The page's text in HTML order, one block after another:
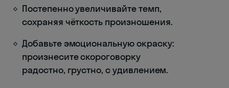
Постепенно увеличивайте темп,
сохраняя чёткость произношения.
Добавьте эмоциональную окраску:
произнесите скороговорку
радостно, грустно, с удивлением.